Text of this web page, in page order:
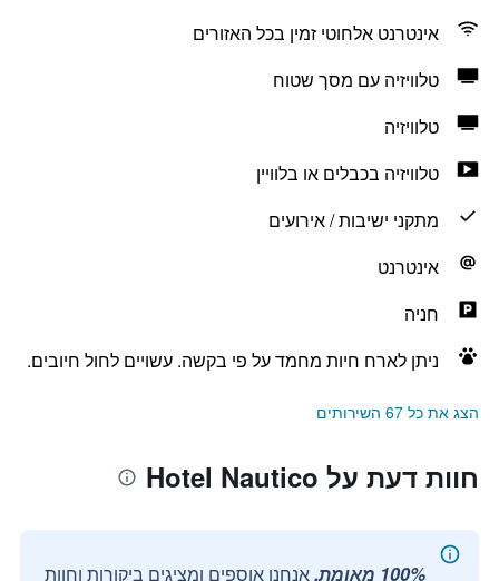
אינטרנט אלחוטי זמין בכל האזורים
טלוויזיה עם מסך שטוח
טלוויזיה
טלוויזיה בכבלים או בלוויין
מתקני ישיבות / אירועים
אינטרנט
חניה
ניתן לארח חיות מחמד על פי בקשה. עשויים לחול חיובים.
הצג את כל 67 השירותים
חוות דעת על Hotel Nautico
100% מאומת. אנחנו אוספים ומציגים ביקורות וחוות